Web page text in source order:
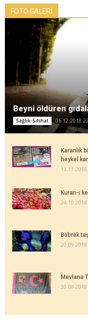
FOTO GALERİ
Beyni öldüren
Sağlık-Sıhhat 06.12.2018
Karanlık
heykel
Kuran-ı
Böbrek
Mevlana